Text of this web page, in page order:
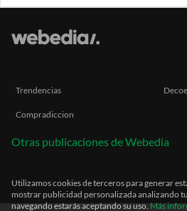
Trendencias
Compradiccion
Otras publicaciones de Webedia
Utilizamos cookies de terceros para generar
mostrar publicidad personalizada analizando
navegando estarás aceptando su uso. Más